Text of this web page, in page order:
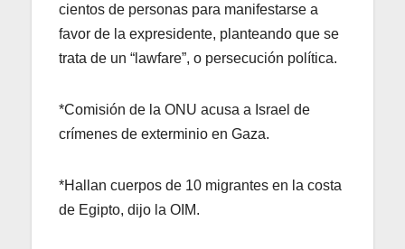
cientos de personas para manifestarse a
favor de la expresidente, planteando que se
trata de un “lawfare”, o persecución política.
*Comisión de la ONU acusa a Israel de
crímenes de exterminio en Gaza.
*Hallan cuerpos de 10 migrantes en la costa
de Egipto, dijo la OIM.